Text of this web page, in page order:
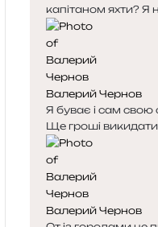
капітаном яхти? Я
Валерий Чернов
Я буває і сам свою
Ще гроші
Валерий Чернов